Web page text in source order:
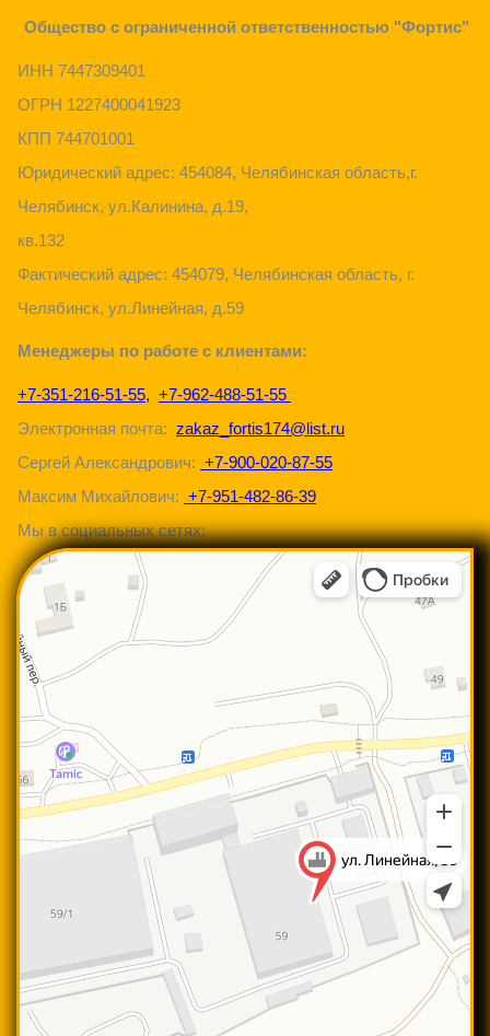
Общество с ограниченной ответственностью "Фортис"
ИНН 7447309401
ОГРН 1227400041923
КПП 744701001
Юридический адрес: 454084, Челябинская область,г.
Челябинск, ул.Калинина, д.19,
кв.132
Фактический адрес: 454079, Челябинская область, г.
Челябинск, ул.Линейная, д.59
Менеджеры по работе с клиентами:
+7-351-216-51-55, +7-962-488-51-55
Электронная почта: zakaz_fortis174@list.ru
Сергей Александрович: +7-900-020-87-55
Максим Михайлович: +7-951-482-86-39
Мы в социальных сетях: